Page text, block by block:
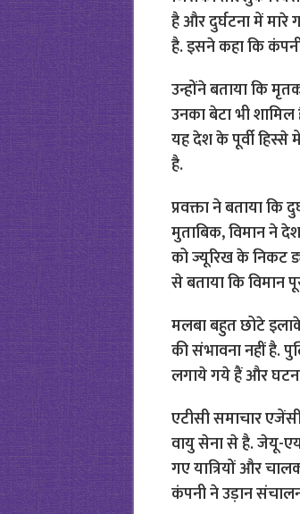
उन्होंने बताया कि
उनका बेटा भी
यह देश के पूर्वी
है.
प्रवक्ता ने बताया कि
मुताबिक, विमान ने
को ज्यूरिख के निकट
से बताया कि विमान
मलबा बहुत छोटे
की संभावना नहीं है.
लगाये गये हैं और
एटीसी समाचार
वायु सेना से है. जेयू-
गए यात्रियों और
कंपनी ने उड़ान